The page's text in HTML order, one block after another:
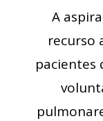
A
recurso
pacientes